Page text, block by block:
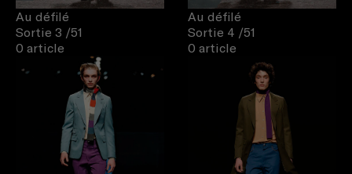
Au défilé
Sortie 3 /51
0 article
Au défilé
Sortie 4 /51
0 article